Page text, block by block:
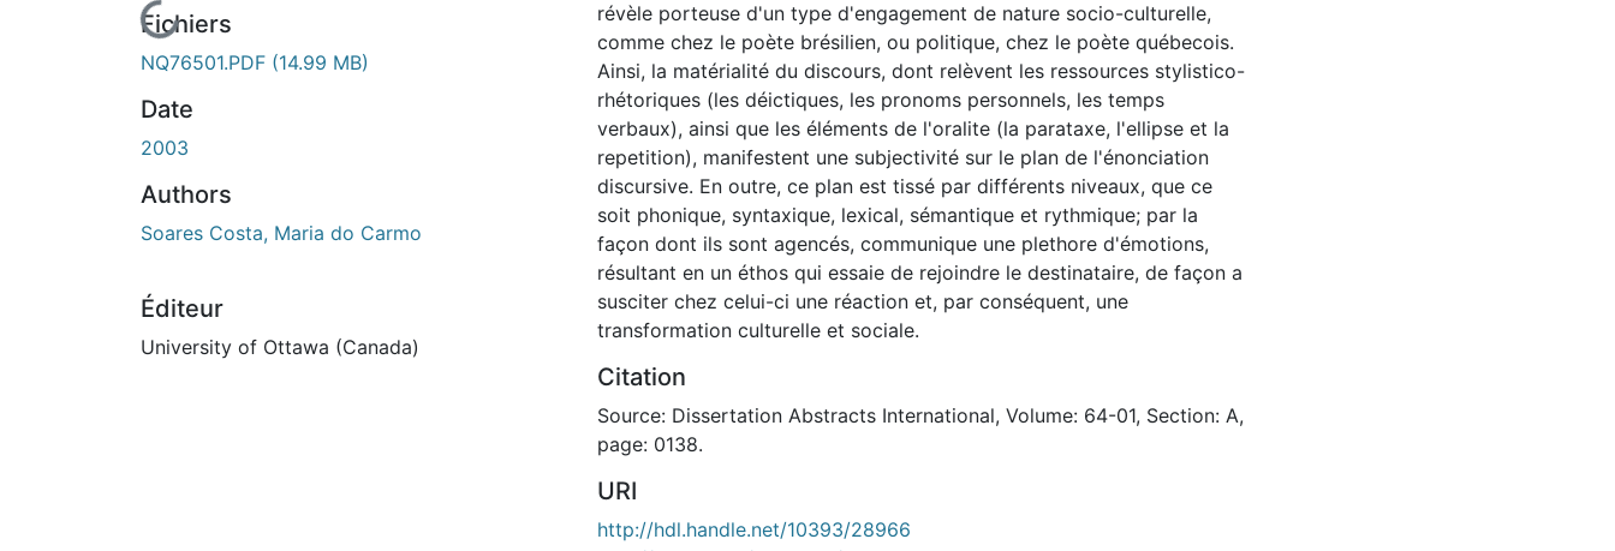
En cours de chargement...
Fichiers
NQ76501.PDF (14.99 MB)
Date
2003
Authors
Soares Costa, Maria do Carmo
Éditeur
University of Ottawa (Canada)
révèle porteuse d'un type d'engagement de nature socio-culturelle,
comme chez le poète brésilien, ou politique, chez le poète québecois.
Ainsi, la matérialité du discours, dont relèvent les ressources stylistico-
rhétoriques (les déictiques, les pronoms personnels, les temps
verbaux), ainsi que les éléments de l'oralite (la parataxe, l'ellipse et la
repetition), manifestent une subjectivité sur le plan de l'énonciation
discursive. En outre, ce plan est tissé par différents niveaux, que ce
soit phonique, syntaxique, lexical, sémantique et rythmique; par la
façon dont ils sont agencés, communique une plethore d'émotions,
résultant en un éthos qui essaie de rejoindre le destinataire, de façon a
susciter chez celui-ci une réaction et, par conséquent, une
transformation culturelle et sociale.
Citation
Source: Dissertation Abstracts International, Volume: 64-01, Section: A,
page: 0138.
URI
http://hdl.handle.net/10393/28966